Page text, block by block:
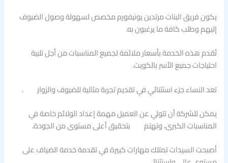
يكون فريق البنات مرتدين يونيفورم مخصص لسهولة وصول الضيوف
إليهم وطلب كافة ما يرغبون به.
تُقدم هذه الخدمة بأسعار ملائمة لجميع المناسبات من أجل تلبية
احتياجات جميع الأسر بالكويت.
تعد النساء جزء استثنائي في تقديم تجربة مثالية للضيوف والزوار .
يمكن للشركة أن تتولي عن العميل مهمة إعداد الولائم خاصة في
المناسبات الكبرى، وتهتم بتحقيق أعلى مستوى من الجودة.
أصبحت السيدات تمتلك مهارات كبيرة في تقدمة خدمة الضياف على